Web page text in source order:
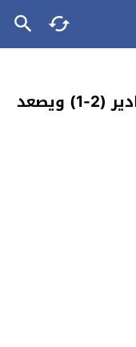
نهضة بركان يهزم حسنية أكادير (2-1) ويصعد